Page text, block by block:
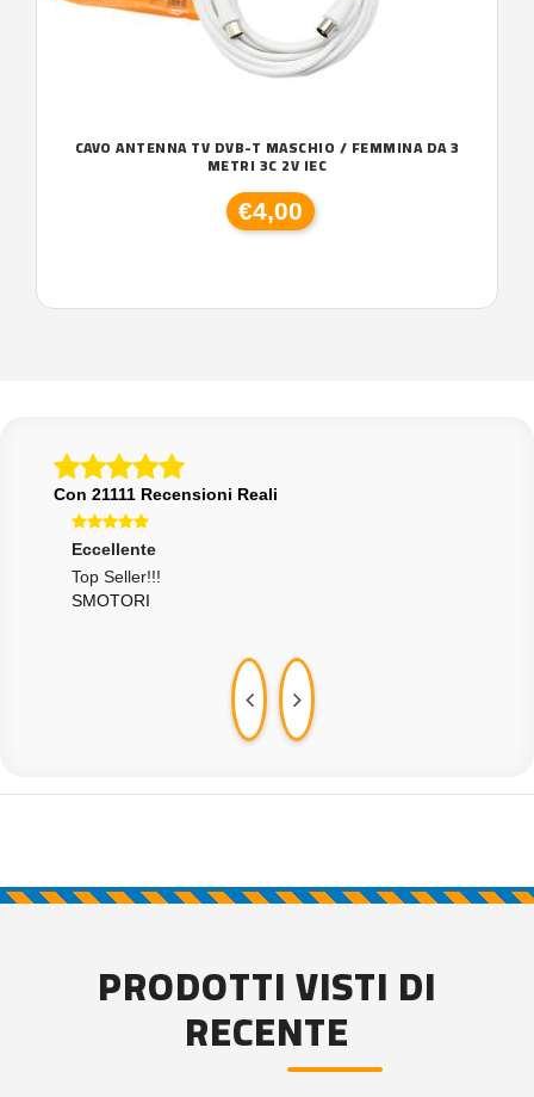
CAVO ANTENNA TV DVB-T MASCHIO / FEMMINA DA 3
METRI 3C 2V IEC
€4,00
Con 21111 Recensioni Reali
Eccellente
Top Seller!!!
SMOTORI
PRODOTTI VISTI DI
RECENTE